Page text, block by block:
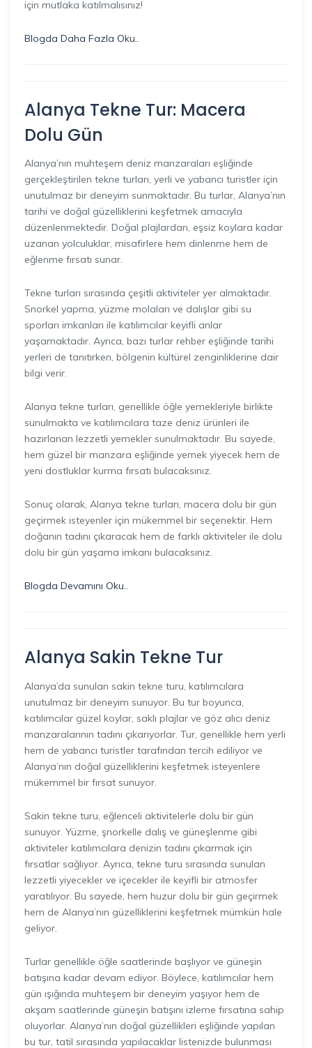
için mutlaka katılmalısınız!
Blogda Daha Fazla Oku..
Alanya Tekne Tur: Macera
Dolu Gün
Alanya’nın muhteşem deniz manzaraları eşliğinde
gerçekleştirilen tekne turları, yerli ve yabancı turistler için
unutulmaz bir deneyim sunmaktadır. Bu turlar, Alanya’nın
tarihi ve doğal güzelliklerini keşfetmek amacıyla
düzenlenmektedir. Doğal plajlardan, eşsiz koylara kadar
uzanan yolculuklar, misafirlere hem dinlenme hem de
eğlenme fırsatı sunar.
Tekne turları sırasında çeşitli aktiviteler yer almaktadır.
Snorkel yapma, yüzme molaları ve dalışlar gibi su
sporları imkanları ile katılımcılar keyifli anlar
yaşamaktadır. Ayrıca, bazı turlar rehber eşliğinde tarihi
yerleri de tanıtırken, bölgenin kültürel zenginliklerine dair
bilgi verir.
Alanya tekne turları, genellikle öğle yemekleriyle birlikte
sunulmakta ve katılımcılara taze deniz ürünleri ile
hazırlanan lezzetli yemekler sunulmaktadır. Bu sayede,
hem güzel bir manzara eşliğinde yemek yiyecek hem de
yeni dostluklar kurma fırsatı bulacaksınız.
Sonuç olarak, Alanya tekne turları, macera dolu bir gün
geçirmek isteyenler için mükemmel bir seçenektir. Hem
doğanın tadını çıkaracak hem de farklı aktiviteler ile dolu
dolu bir gün yaşama imkanı bulacaksınız.
Blogda Devamını Oku..
Alanya Sakin Tekne Tur
Alanya’da sunulan sakin tekne turu, katılımcılara
unutulmaz bir deneyim sunuyor. Bu tur boyunca,
katılımcılar güzel koylar, saklı plajlar ve göz alıcı deniz
manzaralarının tadını çıkarıyorlar. Tur, genellikle hem yerli
hem de yabancı turistler tarafından tercih ediliyor ve
Alanya’nın doğal güzelliklerini keşfetmek isteyenlere
mükemmel bir fırsat sunuyor.
Sakin tekne turu, eğlenceli aktivitelerle dolu bir gün
sunuyor. Yüzme, şnorkelle dalış ve güneşlenme gibi
aktiviteler katılımcılara denizin tadını çıkarmak için
fırsatlar sağlıyor. Ayrıca, tekne turu sırasında sunulan
lezzetli yiyecekler ve içecekler ile keyifli bir atmosfer
yaratılıyor. Bu sayede, hem huzur dolu bir gün geçirmek
hem de Alanya’nın güzelliklerini keşfetmek mümkün hale
geliyor.
Turlar genellikle öğle saatlerinde başlıyor ve güneşin
batışına kadar devam ediyor. Böylece, katılımcılar hem
gün ışığında muhteşem bir deneyim yaşıyor hem de
akşam saatlerinde güneşin batışını izleme fırsatına sahip
oluyorlar. Alanya’nın doğal güzellikleri eşliğinde yapılan
bu tur, tatil sırasında yapılacaklar listenizde bulunması